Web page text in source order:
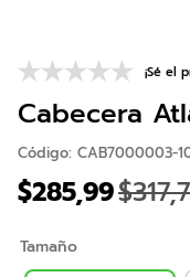
¡Sé el
Cabecera
Código: CAB7000003-
$285,99$317,
Tamaño